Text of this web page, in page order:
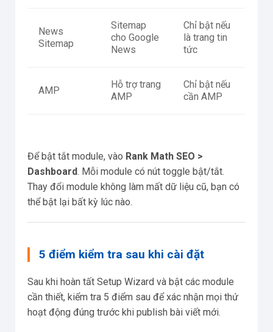
News
Sitemap
Sitemap
cho Google
News
Chỉ bật nếu
là trang tin
tức
AMP
Hỗ trợ trang
AMP
Chỉ bật nếu
cần AMP
Để bật tắt module, vào Rank Math SEO >
Dashboard. Mỗi module có nút toggle bật/tắt.
Thay đổi module không làm mất dữ liệu cũ, bạn có
thể bật lại bất kỳ lúc nào.
5 điểm kiểm tra sau khi cài đặt
Sau khi hoàn tất Setup Wizard và bật các module
cần thiết, kiểm tra 5 điểm sau để xác nhận mọi thứ
hoạt động đúng trước khi publish bài viết mới.